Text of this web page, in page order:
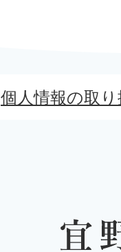
個人情報の取り